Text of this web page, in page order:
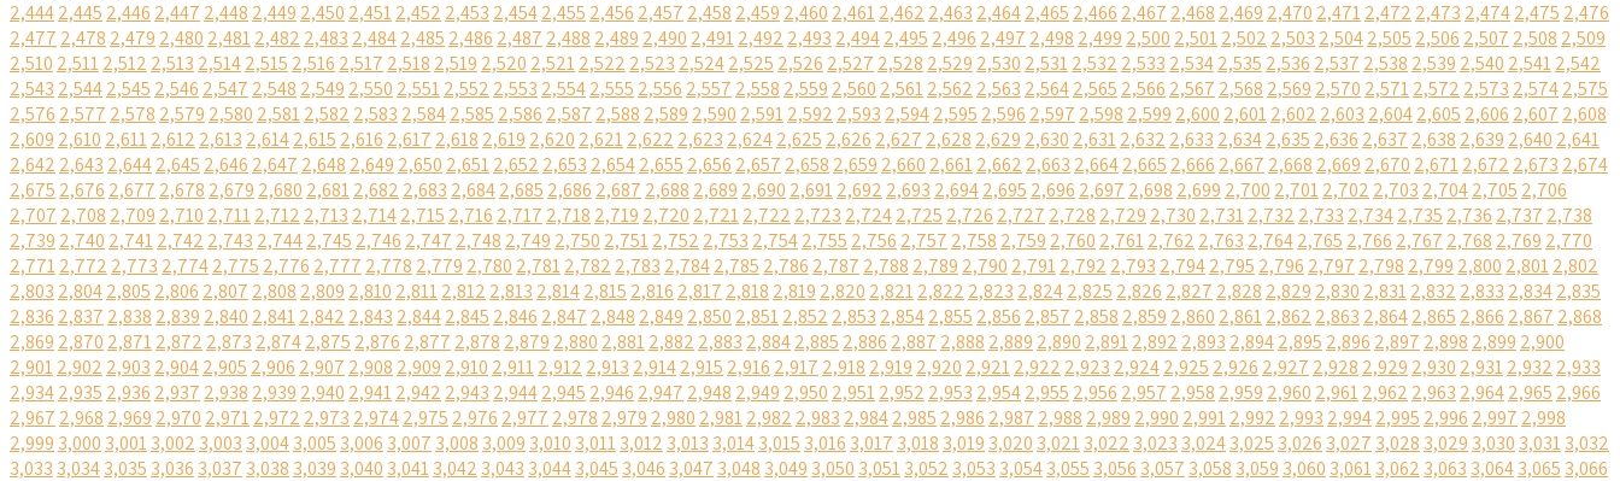
2,4442,445 2,446 2,447 2,448 2,449 2,450 2,4512,452 2,453 2,4542,455 2,456 2,457 2,458 2,459 2,460 2,4612,462 2,463 2,4642,465 2,466 2,467 2,468 2,469 2,470 2,4712,472 2,473 2,4742,475 2,476
2,477 2,478 2,479 2,480 2,4812,482 2,483 2,4842,485 2,486 2,487 2,488 2,489 2,490 2,4912,492 2,493 2,4942,495 2,496 2,497 2,498 2,499 2,500 2,5012,502 2,503 2,5042,505 2,506 2,507 2,508 2,509
2,510 2,5112,512 2,513 2,5142,515 2,516 2,517 2,518 2,519 2,520 2,5212,522 2,523 2,5242,525 2,526 2,527 2,528 2,529 2,530 2,5312,532 2,533 2,5342,535 2,536 2,537 2,538 2,539 2,540 2,5412,542
2,543 2,5442,545 2,546 2,547 2,548 2,549 2,550 2,5512,552 2,553 2,5542,555 2,556 2,557 2,558 2,559 2,560 2,5612,562 2,563 2,5642,565 2,566 2,567 2,568 2,569 2,570 2,5712,572 2,573 2,5742,575
2,576 2,577 2,578 2,579 2,580 2,5812,582 2,583 2,5842,585 2,586 2,587 2,588 2,589 2,590 2,5912,592 2,593 2,5942,595 2,596 2,597 2,598 2,599 2,600 2,6012,602 2,603 2,6042,605 2,606 2,607 2,608
2,609 2,610 2,6112,612 2,613 2,6142,615 2,616 2,617 2,618 2,619 2,620 2,6212,622 2,623 2,6242,625 2,626 2,627 2,628 2,629 2,630 2,6312,632 2,633 2,6342,635 2,636 2,637 2,638 2,639 2,640 2,641
2,642 2,643 2,6442,645 2,646 2,647 2,648 2,649 2,650 2,6512,652 2,653 2,6542,655 2,656 2,657 2,658 2,659 2,660 2,6612,662 2,663 2,6642,665 2,666 2,667 2,668 2,669 2,670 2,6712,672 2,673 2,674
2,675 2,676 2,677 2,678 2,679 2,680 2,6812,682 2,683 2,6842,685 2,686 2,687 2,688 2,689 2,690 2,6912,692 2,693 2,6942,695 2,696 2,697 2,698 2,699 2,700 2,7012,702 2,703 2,7042,705 2,706
2,707 2,708 2,709 2,710 2,7112,712 2,713 2,7142,715 2,716 2,717 2,718 2,719 2,720 2,7212,722 2,723 2,7242,725 2,726 2,727 2,728 2,729 2,730 2,7312,732 2,733 2,7342,735 2,736 2,737 2,738
2,739 2,740 2,7412,742 2,743 2,7442,745 2,746 2,747 2,748 2,749 2,750 2,7512,752 2,753 2,7542,755 2,756 2,757 2,758 2,759 2,760 2,7612,762 2,763 2,7642,765 2,766 2,767 2,768 2,769 2,770
2,7712,772 2,773 2,7742,775 2,776 2,777 2,778 2,779 2,780 2,7812,782 2,783 2,7842,785 2,786 2,787 2,788 2,789 2,790 2,7912,792 2,793 2,7942,795 2,796 2,797 2,798 2,799 2,800 2,8012,802
2,803 2,8042,805 2,806 2,807 2,808 2,809 2,810 2,8112,812 2,813 2,8142,815 2,816 2,817 2,818 2,819 2,820 2,8212,822 2,823 2,8242,825 2,826 2,827 2,828 2,829 2,830 2,8312,832 2,833 2,8342,835
2,836 2,837 2,838 2,839 2,840 2,8412,842 2,843 2,8442,845 2,846 2,847 2,848 2,849 2,850 2,8512,852 2,853 2,8542,855 2,856 2,857 2,858 2,859 2,860 2,8612,862 2,863 2,8642,865 2,866 2,867 2,868
2,869 2,870 2,8712,872 2,873 2,8742,875 2,876 2,877 2,878 2,879 2,880 2,8812,882 2,883 2,8842,885 2,886 2,887 2,888 2,889 2,890 2,8912,892 2,893 2,8942,895 2,896 2,897 2,898 2,899 2,900
2,9012,902 2,903 2,9042,905 2,906 2,907 2,908 2,909 2,910 2,9112,912 2,913 2,9142,915 2,916 2,917 2,918 2,919 2,920 2,9212,922 2,923 2,9242,925 2,926 2,927 2,928 2,929 2,930 2,9312,932 2,933
2,9342,935 2,936 2,937 2,938 2,939 2,940 2,9412,942 2,943 2,9442,945 2,946 2,947 2,948 2,949 2,950 2,9512,952 2,953 2,9542,955 2,956 2,957 2,958 2,959 2,960 2,9612,962 2,963 2,9642,965 2,966
2,967 2,968 2,969 2,970 2,9712,972 2,973 2,9742,975 2,976 2,977 2,978 2,979 2,980 2,9812,982 2,983 2,9842,985 2,986 2,987 2,988 2,989 2,990 2,9912,992 2,993 2,9942,995 2,996 2,997 2,998
2,999 3,000 3,0013,002 3,003 3,0043,005 3,006 3,007 3,008 3,009 3,010 3,0113,012 3,013 3,0143,015 3,016 3,017 3,018 3,019 3,020 3,0213,022 3,023 3,0243,025 3,026 3,027 3,028 3,029 3,030 3,0313,032
3,033 3,0343,035 3,036 3,037 3,038 3,039 3,040 3,0413,042 3,043 3,0443,045 3,046 3,047 3,048 3,049 3,050 3,0513,052 3,053 3,0543,055 3,056 3,057 3,058 3,059 3,060 3,0613,062 3,063 3,0643,065 3,066